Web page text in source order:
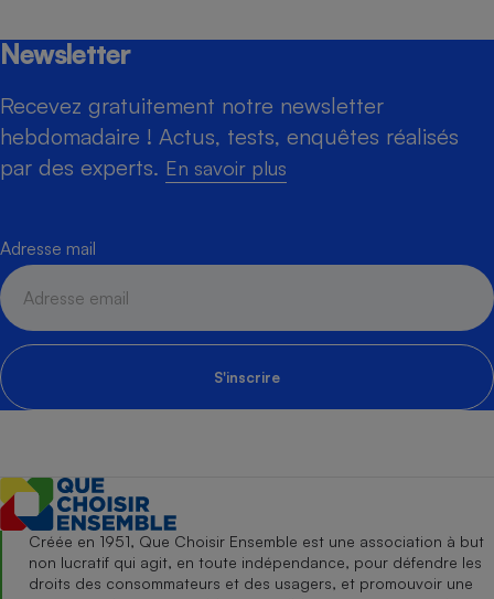
Newsletter
Recevez gratuitement notre newsletter
hebdomadaire ! Actus, tests, enquêtes réalisés
par des experts. En savoir plus
Adresse mail
S'inscrire
Créée en 1951, Que Choisir Ensemble est une association à but
non lucratif qui agit, en toute indépendance, pour défendre les
droits des consommateurs et des usagers, et promouvoir une